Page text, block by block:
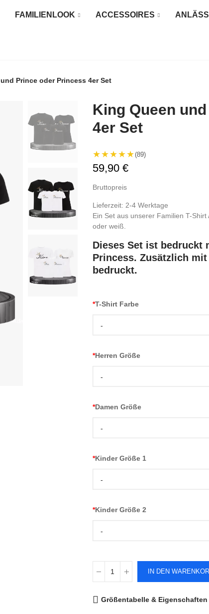
FAMILIENLOOK ACCESSOIRES
Prince oder Princess 4er Set
King Queen
4er Set
★★★★★(89)
59,90 €
Bruttopreis
Lieferzeit: 2-4 Werktage
Ein Set aus unserer Familien T-
oder weiß.
Dieses Set ist bedruckt
Princess. Zusätzlich
bedruckt.
*T-Shirt Farbe
-
*Herren Größe
-
*Damen Größe
-
*Kinder Größe 1
-
*Kinder Größe 2
-
IN DEN
Größentabelle & Eigenschaften